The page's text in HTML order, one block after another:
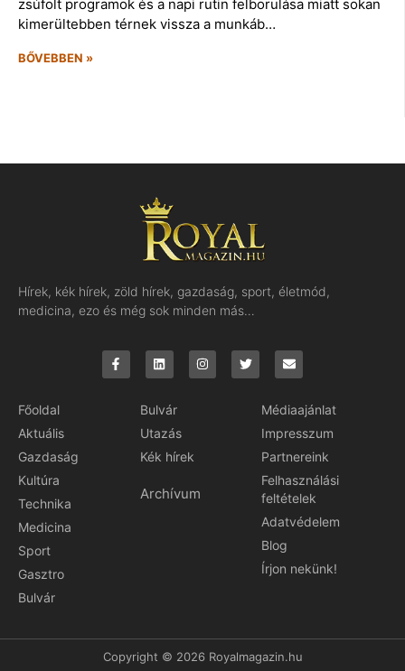
zsúfolt programok és a napi rutin felborulása miatt sokan
kimerültebben térnek vissza a munkáb…
BŐVEBBEN »
Hírek, kék hírek, zöld hírek, gazdaság, sport, életmód,
medicina, ezo és még sok minden más…
Főoldal
Aktuális
Gazdaság
Kultúra
Technika
Medicina
Sport
Gasztro
Bulvár
Bulvár
Utazás
Kék hírek
Archívum
Médiaajánlat
Impresszum
Partnereink
Felhasználási
feltételek
Adatvédelem
Blog
Írjon nekünk!
Copyright © 2026 Royalmagazin.hu